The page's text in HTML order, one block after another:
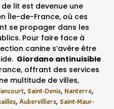
lit est devenue une
Île-de-France, où ces
se propager dans les
Pour faire face à
canine s’avère être
Giordano antinuisible
offrant des services
multitude de villes,
, Saint-Denis, Nanterre,
, Aubervilliers, Saint-Maur-